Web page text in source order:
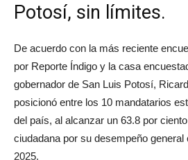
Potosí, sin límites.
De acuerdo con la más reciente
por Reporte Índigo y la casa
gobernador de San Luis Potosí,
posicionó entre los 10 mandatarios
del país, al alcanzar un 63.8 por
ciudadana por su desempeño
2025.